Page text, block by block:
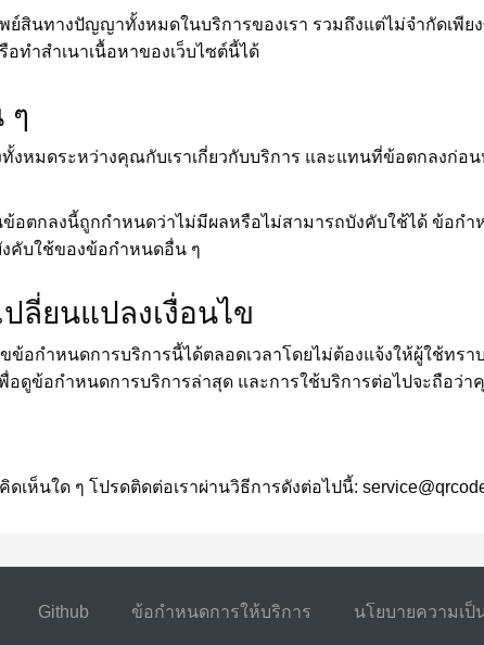
ย์สินทางปัญญาทั้งหมดในบริการของเรา รวมถึงแต่ไม่จำกัดเพี
ทำสำเนาเนื้อหาของเว็บไซต์นี้ได้
ๆ
งหมดระหว่างคุณกับเราเกี่ยวกับบริการ และแทนที่ข้อตกลงก่
อตกลงนี้ถูกกำหนดว่าไม่มีผลหรือไม่สามารถบังคับใช้ได้ ข้อก
คับใช้ของข้อกำหนดอื่น ๆ
ลี่ยนแปลงเงื่อนไข
ข้อกำหนดการบริการนี้ได้ตลอดเวลาโดยไม่ต้องแจ้งให้ผู้ใช้ทร
อดูข้อกำหนดการบริการล่าสุด และการใช้บริการต่อไปจะถือว่
ห็นใด ๆ โปรดติดต่อเราผ่านวิธีการดังต่อไปนี้:
Github ข้อกำหนดการให้บริการ นโยบายความเป็